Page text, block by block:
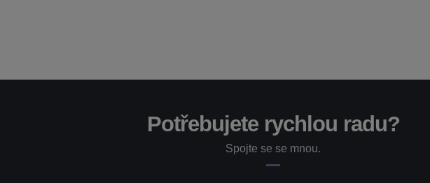
Potřebujete rychlou radu?
Spojte se se mnou.